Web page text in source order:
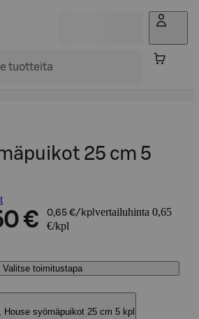
25 cm 5
€ 0,65 €/kpl vertailuhinta 0,65
€/kpl
Valitse toimitustapa
House syömäpuikot 25 cm 5 kpl